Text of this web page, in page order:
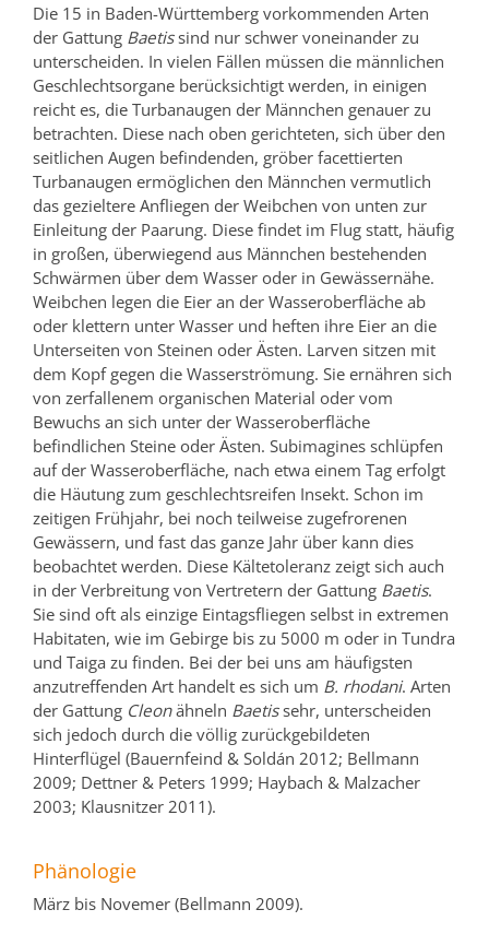
Die 15 in Baden-Württemberg vorkommenden Arten
der Gattung Baetissind nur schwer voneinander zu
unterscheiden. In vielen Fällen müssen die männlichen
Geschlechtsorgane berücksichtigt werden, in einigen
reicht es, die Turbanaugen der Männchen genauer zu
betrachten. Diese nach oben gerichteten, sich über den
seitlichen Augen befindenden, gröber facettierten
Turbanaugen ermöglichen den Männchen vermutlich
das gezieltere Anfliegen der Weibchen von unten zur
Einleitung der Paarung. Diese findet im Flug statt, häufig
in großen, überwiegend aus Männchen bestehenden
Schwärmen über dem Wasser oder in Gewässernähe.
Weibchen legen die Eier an der Wasseroberfläche ab
oder klettern unter Wasser und heften ihre Eier an die
Unterseiten von Steinen oder Ästen. Larven sitzen mit
dem Kopf gegen die Wasserströmung. Sie ernähren sich
von zerfallenem organischen Material oder vom
Bewuchs an sich unter der Wasseroberfläche
befindlichen Steine oder Ästen. Subimagines schlüpfen
auf der Wasseroberfläche, nach etwa einem Tag erfolgt
die Häutung zum geschlechtsreifen Insekt. Schon im
zeitigen Frühjahr, bei noch teilweise zugefrorenen
Gewässern, und fast das ganze Jahr über kann dies
beobachtet werden. Diese Kältetoleranz zeigt sich auch
in der Verbreitung von Vertretern der Gattung Baetis.
Sie sind oft als einzige Eintagsfliegen selbst in extremen
Habitaten, wie im Gebirge bis zu 5000 m oder in Tundra
und Taiga zu finden. Bei der bei uns am häufigsten
anzutreffenden Art handelt es sich um B. rhodani. Arten
der Gattung Cleonähneln Baetissehr, unterscheiden
sich jedoch durch die völlig zurückgebildeten
Hinterflügel (Bauernfeind & Soldán 2012; Bellmann
2009; Dettner & Peters 1999; Haybach & Malzacher
2003; Klausnitzer 2011).
Phänologie
März bis Novemer (Bellmann 2009).